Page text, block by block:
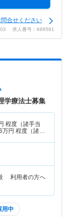
合せください
03 求人番号：688581
学療法士募集
程度（諸手当
万円 程度（諸手
般 利用者の方へ
用中